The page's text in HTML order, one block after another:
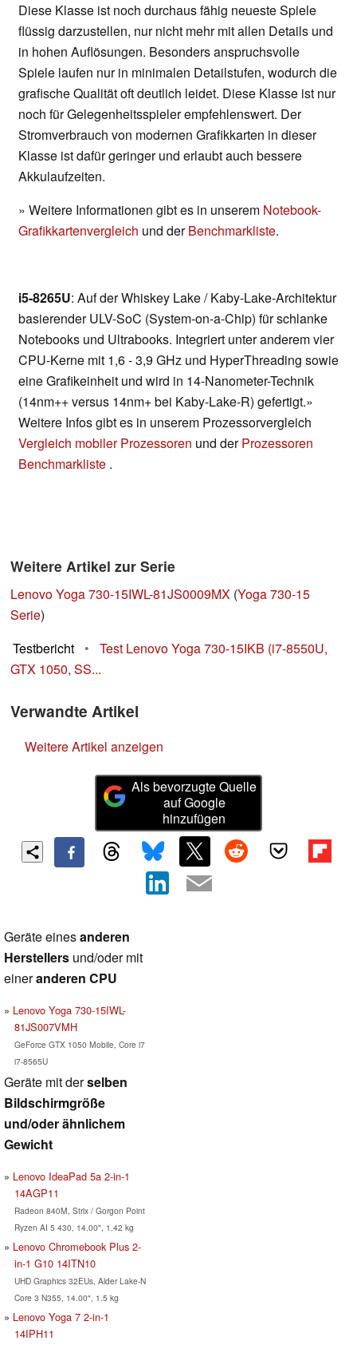
Diese Klasse ist noch durchaus fähig neueste Spiele
flüssig darzustellen, nur nicht mehr mit allen Details und
in hohen Auflösungen. Besonders anspruchsvolle
Spiele laufen nur in minimalen Detailstufen, wodurch die
grafische Qualität oft deutlich leidet. Diese Klasse ist nur
noch für Gelegenheitsspieler empfehlenswert. Der
Stromverbrauch von modernen Grafikkarten in dieser
Klasse ist dafür geringer und erlaubt auch bessere
Akkulaufzeiten.
» Weitere Informationen gibt es in unserem Notebook-
Grafikkartenvergleich und derBenchmarkliste.
i5-8265U: Auf der Whiskey Lake / Kaby-Lake-Architektur
basierender ULV-SoC (System-on-a-Chip) für schlanke
Notebooks und Ultrabooks. Integriert unter anderem vier
CPU-Kerne mit 1,6 - 3,9 GHz und HyperThreading sowie
eine Grafikeinheit und wird in 14-Nanometer-Technik
(14nm++ versus 14nm+ bei Kaby-Lake-R) gefertigt.»
Weitere Infos gibt es in unserem Prozessorvergleich
Vergleich mobiler Prozessoren und derProzessoren
Benchmarkliste .
Weitere Artikel zur Serie
Lenovo Yoga 730-15IWL-81JS0009MX (Yoga 730-15
Serie)
Testbericht
•
Test Lenovo Yoga 730-15IKB (i7-8550U,
GTX 1050, SS...
Verwandte Artikel
Weitere Artikel anzeigen
Als bevorzugte Quelle
auf Google
hinzufügen
Geräte einesanderen
Herstellers und/oder mit
eineranderen CPU
Lenovo Yoga 730-15IWL-
81JS007VMH
GeForce GTX 1050 Mobile, Core i7
i7-8565U
Geräte mit derselben
Bildschirmgröße
und/oder ähnlichem
Gewicht
Lenovo IdeaPad 5a 2-in-1
14AGP11
Radeon 840M, Strix / Gorgon Point
Ryzen AI 5 430, 14.00", 1.42 kg
Lenovo Chromebook Plus 2-
in-1 G10 14ITN10
UHD Graphics 32EUs, Alder Lake-N
Core 3 N355, 14.00", 1.5 kg
Lenovo Yoga 7 2-in-1
14IPH11